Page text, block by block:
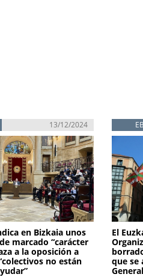
13/12/2024
en Bizkaia unos
marcado “carácter
a la oposición a
no están
El
que se